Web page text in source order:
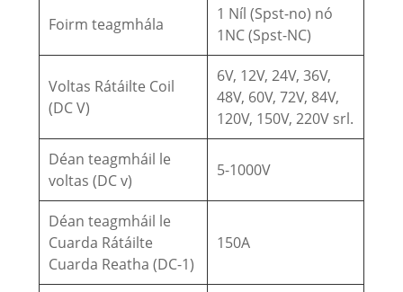
Foirm teagmhála
1 Níl (Spst-no) nó
1NC (Spst-NC)
Voltas Rátáilte Coil
(DC V)
6V, 12V, 24V, 36V,
48V, 60V, 72V, 84V,
120V, 150V, 220V srl.
Déan teagmháil le
voltas (DC v)
5-1000V
Déan teagmháil le
Cuarda Rátáilte
Cuarda Reatha (DC-1)
150A